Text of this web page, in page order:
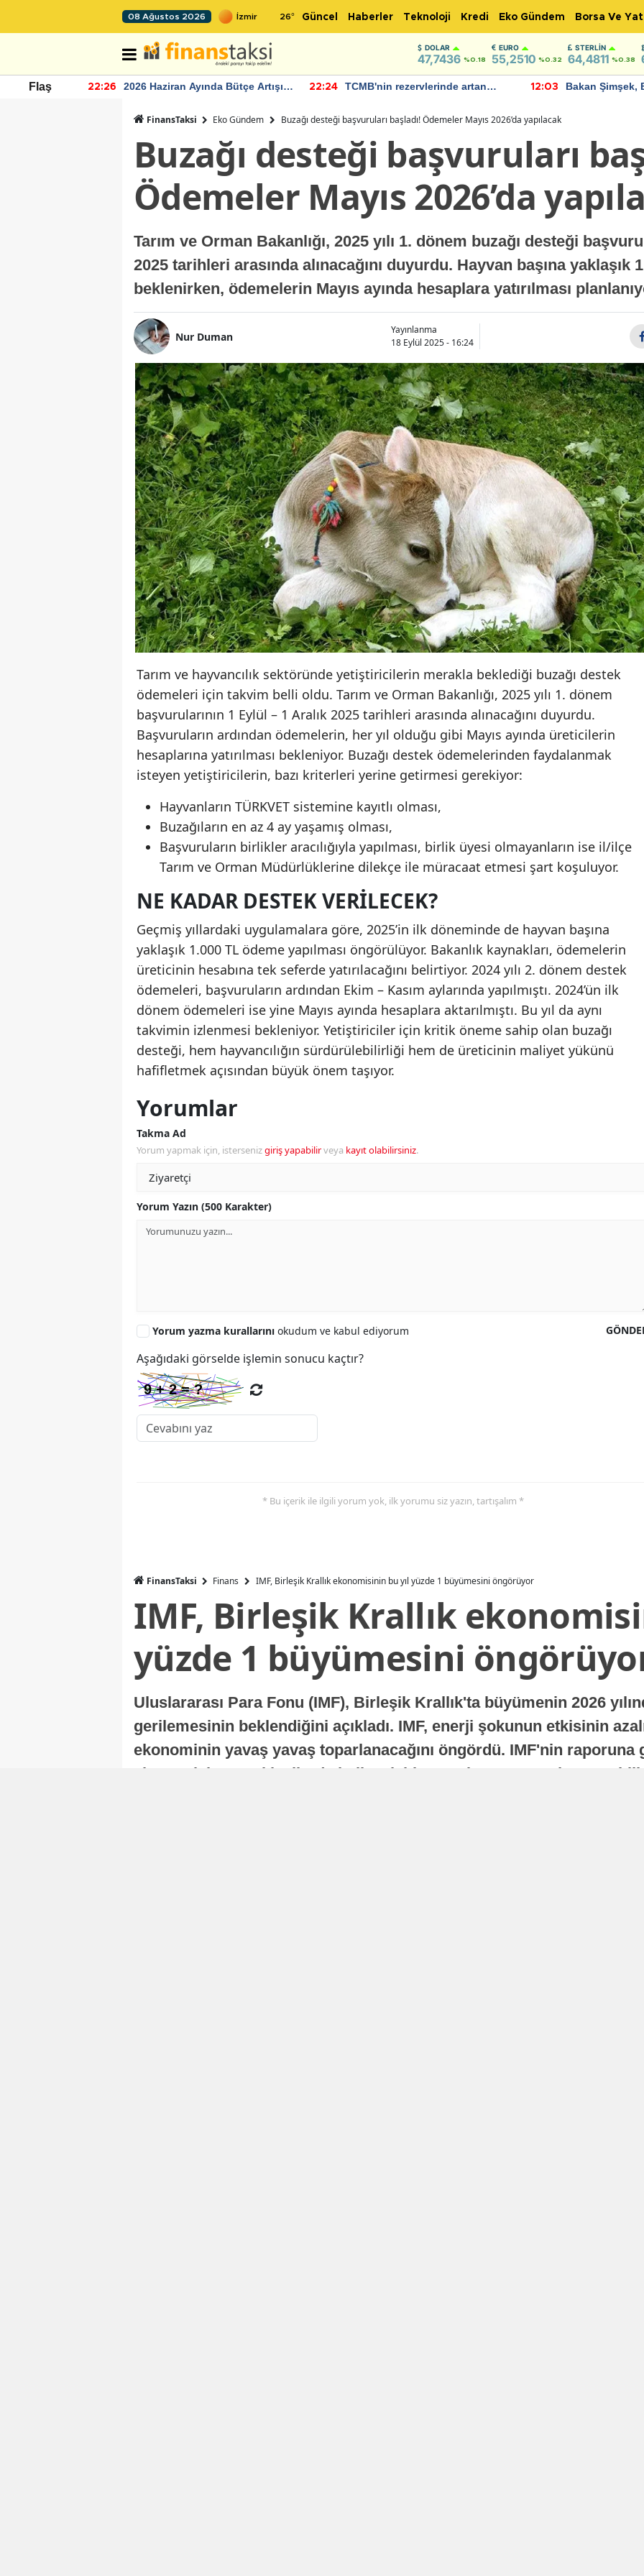
08 Ağustos 2026 26° Güncel Haberler Teknoloji Kredi Eko Gündem Borsa Ve
DOLAR
47,7436 %0.18
EURO
55,2510 %0.32
STERLIN
64,4811 %0.38
Flaş 22:26
2026 Haziran Ayında Bütçe Artışı
22:24
TCMB'nin rezervlerinde artan
12:03
Bakan Şimşek,
FinansTaksi Eko Gündem Buzağı desteği başvuruları başladı! Ödemeler Mayıs 2026’da yapılacak
Buzağı desteği başvuruları
Ödemeler Mayıs 2026’da
Tarım ve Orman Bakanlığı, 2025 yılı 1. dönem buzağı desteği
2025 tarihleri arasında alınacağını duyurdu. Hayvan başına yaklaşık
beklenirken, ödemelerin Mayıs ayında hesaplara yatırılması
Nur Duman
Yayınlanma
18 Eylül 2025 - 16:24
Tarım ve hayvancılık sektöründe yetiştiricilerin merakla beklediği buzağı destek
ödemeleri için takvim belli oldu. Tarım ve Orman Bakanlığı, 2025 yılı 1. dönem
başvurularının 1 Eylül – 1 Aralık 2025 tarihleri arasında alınacağını duyurdu.
Başvuruların ardından ödemelerin, her yıl olduğu gibi Mayıs ayında üreticilerin
hesaplarına yatırılması bekleniyor. Buzağı destek ödemelerinden faydalanmak
isteyen yetiştiricilerin, bazı kriterleri yerine getirmesi gerekiyor:
Hayvanların TÜRKVET sistemine kayıtlı olması,
Buzağıların en az 4 ay yaşamış olması,
Başvuruların birlikler aracılığıyla yapılması, birlik üyesi olmayanların ise il/ilçe
Tarım ve Orman Müdürlüklerine dilekçe ile müracaat etmesi şart koşuluyor.
NE KADAR DESTEK VERILECEK?
Geçmiş yıllardaki uygulamalara göre, 2025’in ilk döneminde de hayvan başına
yaklaşık 1.000 TL ödeme yapılması öngörülüyor. Bakanlık kaynakları, ödemelerin
üreticinin hesabına tek seferde yatırılacağını belirtiyor. 2024 yılı 2. dönem destek
ödemeleri, başvuruların ardından Ekim – Kasım aylarında yapılmıştı. 2024’ün ilk
dönem ödemeleri ise yine Mayıs ayında hesaplara aktarılmıştı. Bu yıl da aynı
takvimin izlenmesi bekleniyor. Yetiştiriciler için kritik öneme sahip olan buzağı
desteği, hem hayvancılığın sürdürülebilirliği hem de üreticinin maliyet yükünü
hafifletmek açısından büyük önem taşıyor.
Yorumlar
Takma Ad
Yorum yapmak için, istersenizgiriş yapabilirveya kayıt olabilirsiniz.
Yorum Yazın (500 Karakter)
Yorum yazma kurallarını okudum ve kabul ediyorum
Aşağıdaki görselde işlemin sonucu kaçtır?
* Bu içerik ile ilgili yorum yok, ilk yorumu siz yazın, tartışalım *
FinansTaksi Finans IMF, Birleşik Krallık ekonomisinin bu yıl yüzde 1 büyümesini öngörüyor
IMF, Birleşik Krallık
yüzde 1 büyümesini
Uluslararası Para Fonu (IMF), Birleşik Krallık'ta büyümenin 2026
gerilemesinin beklendiğini açıkladı. IMF, enerji şokunun etkisinin
ekonominin yavaş yavaş toparlanacağını öngördü. IMF'nin raporuna
ekonomisi, sonraki yıllarda istikrarlı bir toparlanma süreci